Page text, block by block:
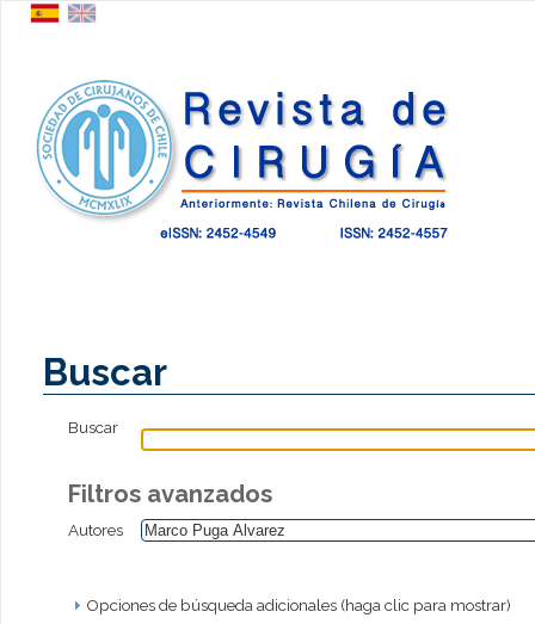
Buscar
Buscar
Filtros avanzados
Autores
Opciones de búsqueda adicionales (haga clic para mostrar)